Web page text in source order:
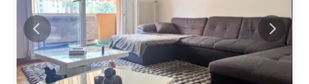
parcelle Situation : Secteur du village, au pied des Dents
du Midi Mandat : Libre de mandat Cette parcelle
représente une belle opportunité pour concrétiser un
projet de résidence principale dans un...